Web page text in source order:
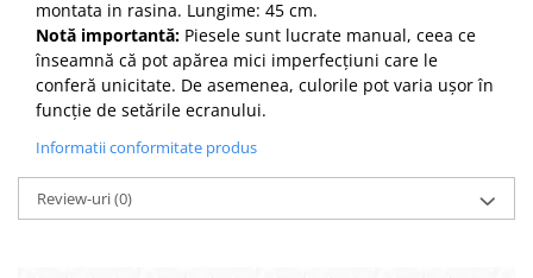
montata in rasina. Lungime: 45 cm.
Notă importantă: Piesele sunt lucrate manual, ceea ce
înseamnă că pot apărea mici imperfecțiuni care le
conferă unicitate. De asemenea, culorile pot varia ușor în
funcție de setările ecranului.
Informatii conformitate produs
Review-uri(0)